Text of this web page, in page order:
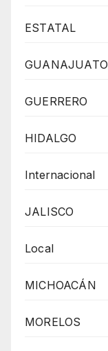
ESTATAL
GUANAJUATO
GUERRERO
HIDALGO
Internacional
JALISCO
Local
MICHOACÁN
MORELOS